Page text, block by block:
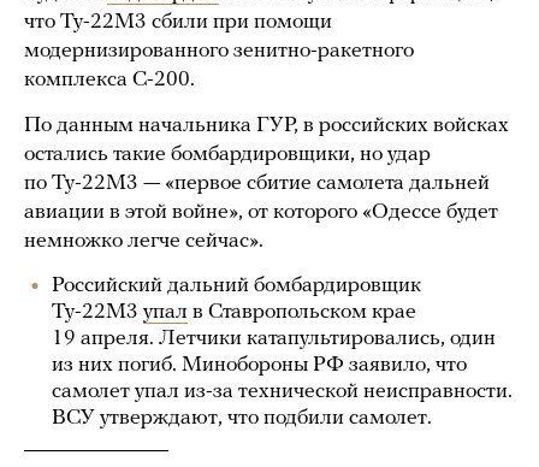
что Ту-22М3 сбили при помощи
модернизированного зенитно-ракетного
комплекса С-200.
По данным начальника ГУР, в российских войсках
остались такие бомбардировщики, но удар
по Ту-22М3 — «первое сбитие самолета дальней
авиации в этой войне», от которого «Одессе будет
немножко легче сейчас».
Российский дальний бомбардировщик
Ту-22М3 упал в Ставропольском крае
19 апреля. Летчики катапультировались, один
из них погиб. Минобороны РФ заявило, что
самолет упал из-за технической неисправности.
ВСУ утверждают, что подбили самолет.